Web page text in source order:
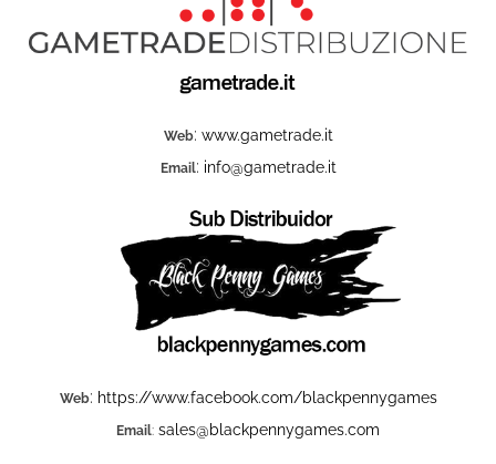
Web: www.gametrade.it
Email: info@gametrade.it
Web: https://www.facebook.com/blackpennygames
Email: sales@blackpennygames.com